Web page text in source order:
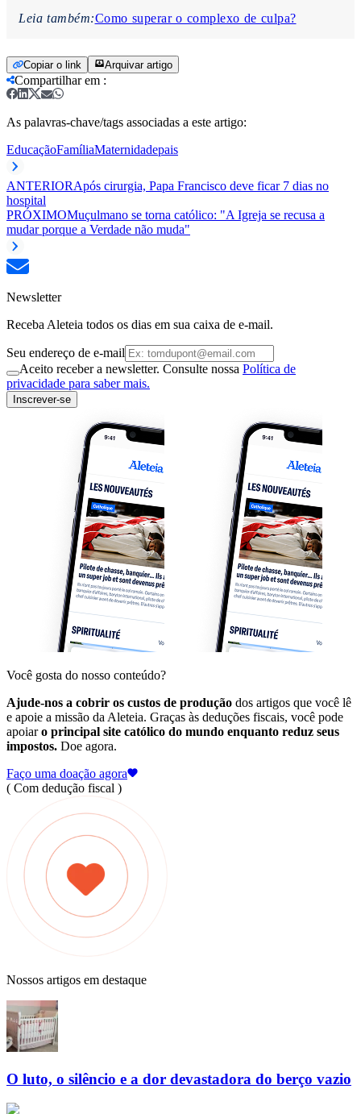
Leia também:Como superar o complexo de culpa?
Copiar o link Arquivar artigo
Compartilhar em :
As palavras-chave/tags associadas a este artigo:
EducaçãoFamíliaMaternidadepais
ANTERIORApós cirurgia, Papa Francisco deve ficar 7 dias no
hospital
PRÓXIMOMuçulmano se torna católico: "A Igreja se recusa a
mudar porque a Verdade não muda"
Newsletter
Receba Aleteia todos os dias em sua caixa de e-mail.
Seu endereço de e-mail
Aceito receber a newsletter. Consulte nossa Política de
privacidade para saber mais.
Inscrever-se
Você gosta do nosso conteúdo?
Ajude-nos a cobrir os custos de produção dos artigos que você lê
e apoie a missão da Aleteia. Graças às deduções fiscais, você pode
apoiaro principal site católico do mundo enquanto reduz seus
impostos. Doe agora.
Faço uma doação agora
( Com dedução fiscal )
Nossos artigos em destaque
O luto, o silêncio e a dor devastadora do berço vazio